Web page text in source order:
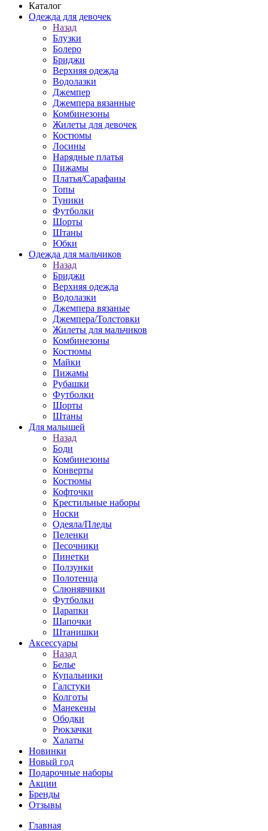
Каталог
Одежда для девочек
Назад
Блузки
Болеро
Бриджи
Верхняя одежда
Водолазки
Джемпер
Джемпера вязанные
Комбинезоны
Жилеты для девочек
Костюмы
Лосины
Нарядные платья
Пижамы
Платья/Сарафаны
Топы
Туники
Футболки
Шорты
Штаны
Юбки
Одежда для мальчиков
Назад
Бриджи
Верхняя одежда
Водолазки
Джемпера вязаные
Джемпера/Толстовки
Жилеты для мальчиков
Комбинезоны
Костюмы
Майки
Пижамы
Рубашки
Футболки
Шорты
Штаны
Для малышей
Назад
Боди
Комбинезоны
Конверты
Костюмы
Кофточки
Крестильные наборы
Носки
Одеяла/Пледы
Пеленки
Песочники
Пинетки
Ползунки
Полотенца
Слюнявчики
Футболки
Царапки
Шапочки
Штанишки
Аксессуары
Назад
Белье
Купальники
Галстуки
Колготы
Манекены
Ободки
Рюкзачки
Халаты
Новинки
Новый год
Подарочные наборы
Акции
Бренды
Отзывы
Главная